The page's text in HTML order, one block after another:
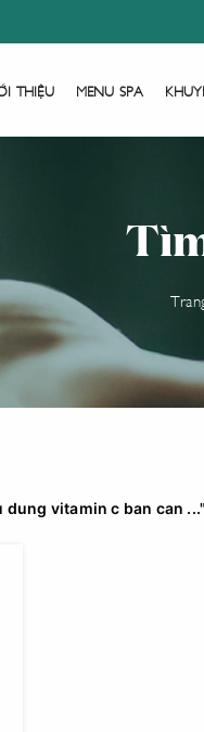
THIỆU MENU SPA
dung vitamin c ban can ..."